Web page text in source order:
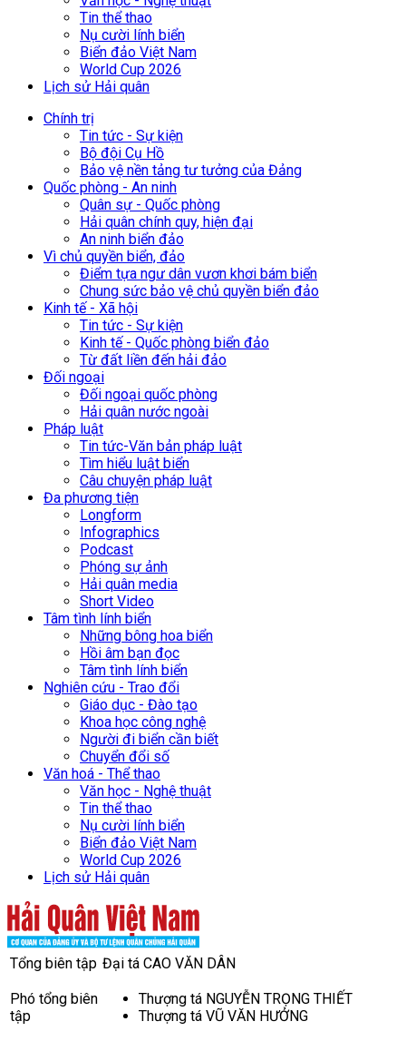
Tin thể thao
Nụ cười lính biển
Biển đảo Việt Nam
World Cup 2026
Lịch sử Hải quân
Chính trị
Tin tức - Sự kiện
Bộ đội Cụ Hồ
Bảo vệ nền tảng tư tưởng của Đảng
Quốc phòng - An ninh
Quân sự - Quốc phòng
Hải quân chính quy, hiện đại
An ninh biển đảo
Vì chủ quyền biển, đảo
Điểm tựa ngư dân vươn khơi bám biển
Chung sức bảo vệ chủ quyền biển đảo
Kinh tế - Xã hội
Tin tức - Sự kiện
Kinh tế - Quốc phòng biển đảo
Từ đất liền đến hải đảo
Đối ngoại
Đối ngoại quốc phòng
Hải quân nước ngoài
Pháp luật
Tin tức-Văn bản pháp luật
Tìm hiểu luật biển
Câu chuyện pháp luật
Đa phương tiện
Longform
Infographics
Podcast
Phóng sự ảnh
Hải quân media
Short Video
Tâm tình lính biển
Những bông hoa biển
Hồi âm bạn đọc
Tâm tình lính biển
Nghiên cứu - Trao đổi
Giáo dục - Đào tạo
Khoa học công nghệ
Người đi biển cần biết
Chuyển đổi số
Văn hoá - Thể thao
Văn học - Nghệ thuật
Tin thể thao
Nụ cười lính biển
Biển đảo Việt Nam
World Cup 2026
Lịch sử Hải quân
Tổng biên tập Đại tá CAO VĂN DÂN
Phó tổng biên
tập
Thượng tá NGUYỄN TRỌNG THIẾT
Thượng tá VŨ VĂN HƯỞNG